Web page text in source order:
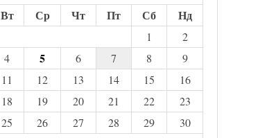
Вт Ср Чт Пт Сб Нд
1
2
4 5 6 7 8
9
11 12 13 14 15
16
18 19 20 21 22
23
25 26 27 28 29
30